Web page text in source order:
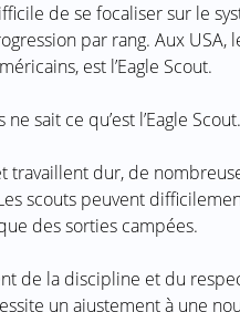
de se focaliser sur le
par rang. Aux USA,
est l’Eagle Scout.
sait ce qu’est l’Eagle
travaillent dur, de
scouts peuvent
des sorties campées.
de la discipline et du
un ajustement à une